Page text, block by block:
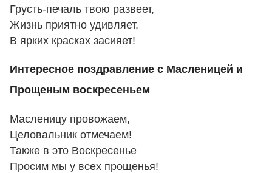
Грусть-печаль твою развеет,
Жизнь приятно удивляет,
В ярких красках засияет!
Интересное поздравление с Масленицей и
Прощеным воскресеньем
Масленицу провожаем,
Целовальник отмечаем!
Также в это Воскресенье
Просим мы у всех прощенья!